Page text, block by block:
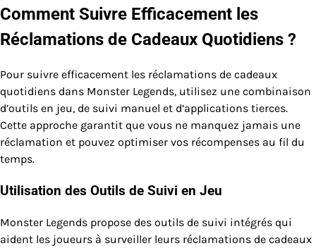
Comment Suivre Efficacement les
Réclamations de Cadeaux Quotidiens ?
Pour suivre efficacement les réclamations de cadeaux
quotidiens dans Monster Legends, utilisez une combinaison
d’outils en jeu, de suivi manuel et d’applications tierces.
Cette approche garantit que vous ne manquez jamais une
réclamation et pouvez optimiser vos récompenses au fil du
temps.
Utilisation des Outils de Suivi en Jeu
Monster Legends propose des outils de suivi intégrés qui
aident les joueurs à surveiller leurs réclamations de cadeaux